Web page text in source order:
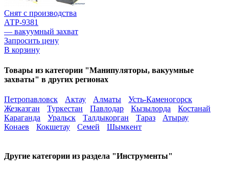
Снят с производства
АТР-9381
— вакуумный захват
Запросить цену
В корзину
Товары из категории "Манипуляторы, вакуумные
захваты" в других регионах
Петропавловск Актау Алматы
Усть-Каменогорск
Жезказган
Туркестан Павлодар Кызылорда
Костанай
Караганда
Уральск Талдыкорган Тараз
Атырау
Конаев
Кокшетау Семей Шымкент
Другие категории из раздела "Инструменты"